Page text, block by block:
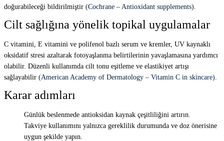
doğurabileceği bildirilmiştir (Cochrane – Antioxidant supplements).
Cilt sağlığına yönelik topikal uygulamalar
C vitamini, E vitamini ve polifenol bazlı serum ve kremler, UV kaynaklı
oksidatif stresi azaltarak fotoyaşlanma belirtilerinin yavaşlamasına yardımcı
olabilir. Düzenli kullanımda cilt tonu eşitleme ve elastikiyet artışı
sağlayabilir (American Academy of Dermatology – Vitamin C in skincare).
Karar adımları
Günlük beslenmede antioksidan kaynak çeşitliliğini artırın.
Takviye kullanımını yalnızca gereklilik durumunda ve doz önerisine
uygun şekilde yapın.